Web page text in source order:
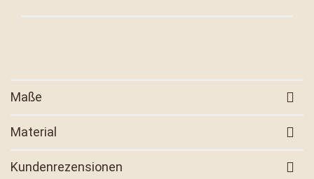
Maße
Material
Kundenrezensionen